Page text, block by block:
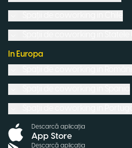
In Europa
Descarcă aplicația
App Store
Descarcă aplicația